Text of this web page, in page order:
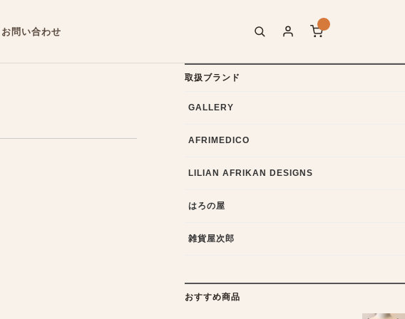
お問い合わせ
取扱ブランド
GALLERY
AFRIMEDICO
LILIAN AFRIKAN DESIGNS
はろの屋
雑貨屋次郎
おすすめ商品